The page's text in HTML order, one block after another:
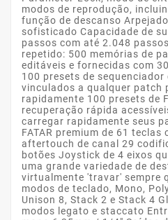
modos de reprodução,
função de descanso
sofisticado Capacidade de
passos com até 2.048
repetido: 500 memórias de
editáveis ​​e fornecidas com
100 presets de sequenciador
vinculados a qualquer patch
rapidamente 100 presets de
recuperação rápida
carregar rapidamente seus
FATAR premium de 61 teclas
aftertouch de canal 29
botões Joystick de 4 eixos
uma grande variedade de
virtualmente 'travar' sempre
modos de teclado, Mono,
Unison 8, Stack 2 e Stack 4
modos legato e staccato